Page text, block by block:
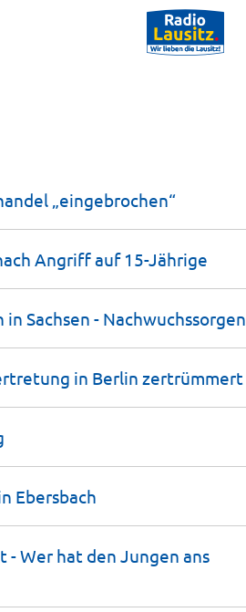
„eingebrochen“
Angriff auf15-Jährige
Sachsen - Nachwuchssorgen
in Berlin zertrümmert
Ebersbach
Wer hat den Jungen ans